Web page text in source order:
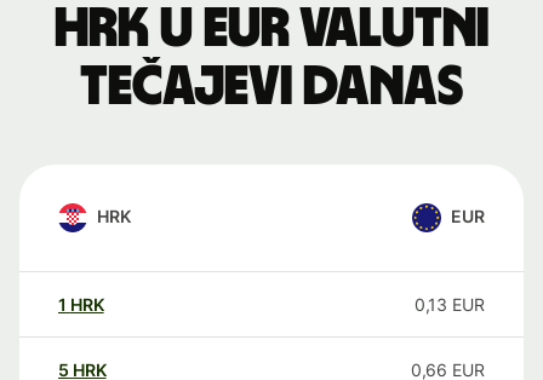
HRK u EUR valutni
tečajevi danas
HRK EUR
1 HRK 0,13 EUR
5 HRK 0,66 EUR